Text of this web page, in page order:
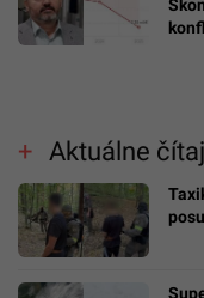
Aktuálne